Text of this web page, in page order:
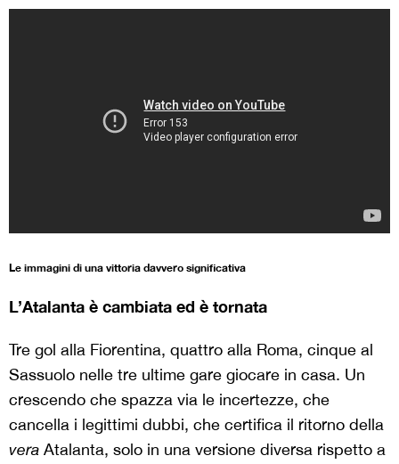
Le immagini di una vittoria davvero significativa
L’Atalanta è cambiata ed è tornata
Tre gol alla Fiorentina, quattro alla Roma, cinque al
Sassuolo nelle tre ultime gare giocare in casa. Un
crescendo che spazza via le incertezze, che
cancella i legittimi dubbi, che certifica il ritorno della
vera Atalanta, solo in una versione diversa rispetto a